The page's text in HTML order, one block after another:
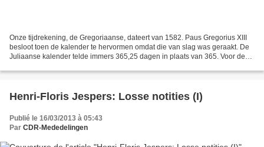
Onze tijdrekening, de Gregoriaanse, dateert van 1582. Paus Gregorius XIII
besloot toen de kalender te hervormen omdat die van slag was geraakt. De
Juliaanse kalender telde immers 365,25 dagen in plaats van 365. Voor de
Henri-Floris Jespers: Losse notities (I)
Publié le 16/03/2013 à 05:43
Par CDR-Mededelingen